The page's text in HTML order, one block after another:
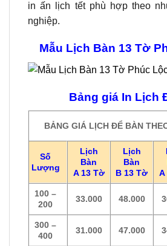
in ấn lịch tết phù hợp theo
nghiệp.
Mẫu Lịch Bàn 13 Tờ
Bảng giá In Lịch
BẢNG GIÁ LỊCH ĐỂ BÀN
Số
Lượng
Lịch
Bàn
A 13 Tờ
Lịch
Bàn
B 13 Tờ
A
100 –
200
33.000 48.000
300 –
400
31.000 47.000